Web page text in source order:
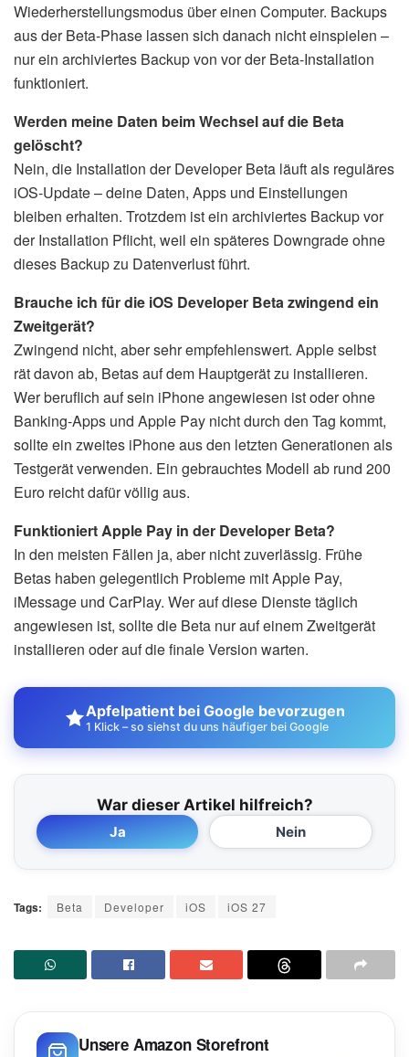
Wiederherstellungsmodus über einen Computer. Backups
aus der Beta-Phase lassen sich danach nicht einspielen –
nur ein archiviertes Backup von vor der Beta-Installation
funktioniert.
Werden meine Daten beim Wechsel auf die Beta
gelöscht?
Nein, die Installation der Developer Beta läuft als reguläres
iOS-Update – deine Daten, Apps und Einstellungen
bleiben erhalten. Trotzdem ist ein archiviertes Backup vor
der Installation Pflicht, weil ein späteres Downgrade ohne
dieses Backup zu Datenverlust führt.
Brauche ich für die iOS Developer Beta zwingend ein
Zweitgerät?
Zwingend nicht, aber sehr empfehlenswert. Apple selbst
rät davon ab, Betas auf dem Hauptgerät zu installieren.
Wer beruflich auf sein iPhone angewiesen ist oder ohne
Banking-Apps und Apple Pay nicht durch den Tag kommt,
sollte ein zweites iPhone aus den letzten Generationen als
Testgerät verwenden. Ein gebrauchtes Modell ab rund 200
Euro reicht dafür völlig aus.
Funktioniert Apple Pay in der Developer Beta?
In den meisten Fällen ja, aber nicht zuverlässig. Frühe
Betas haben gelegentlich Probleme mit Apple Pay,
iMessage und CarPlay. Wer auf diese Dienste täglich
angewiesen ist, sollte die Beta nur auf einem Zweitgerät
installieren oder auf die finale Version warten.
Apfelpatient bei Google bevorzugen
1 Klick – so siehst du uns häufiger bei Google
War dieser Artikel hilfreich?
Ja Nein
Tags: Beta Developer iOS iOS 27
Unsere Amazon Storefront